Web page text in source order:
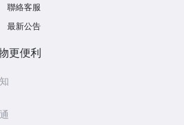
聯絡客服
最新公告
更便利